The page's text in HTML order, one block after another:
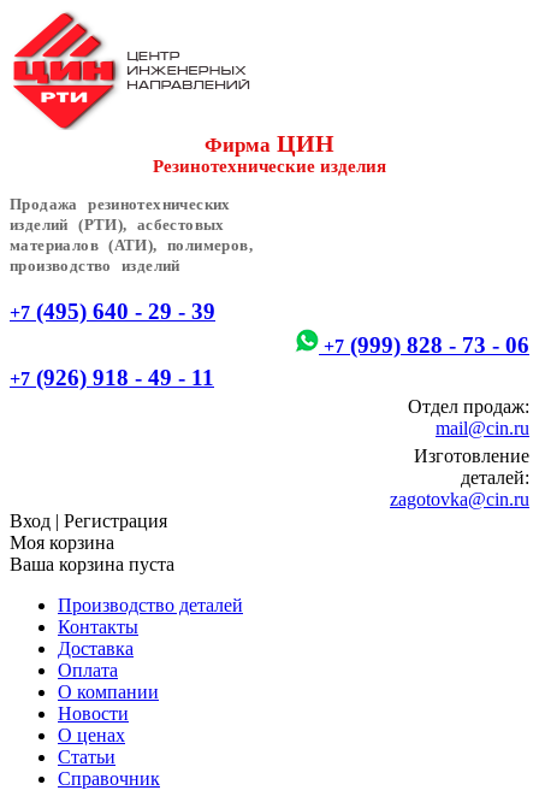
Фирма ЦИН
Резинотехнические изделия
Продажа резинотехнических
изделий (РТИ), асбестовых
материалов (АТИ), полимеров,
производство изделий
+7 (495) 640 - 29 - 39
+7 (999) 828 - 73 - 06
+7 (926) 918 - 49 - 11
Отдел продаж:
mail@cin.ru
Изготовление
деталей:
zagotovka@cin.ru
Вход | Регистрация
Моя корзина
Ваша корзина пуста
Производство деталей
Контакты
Доставка
Оплата
О компании
Новости
О ценах
Статьи
Справочник